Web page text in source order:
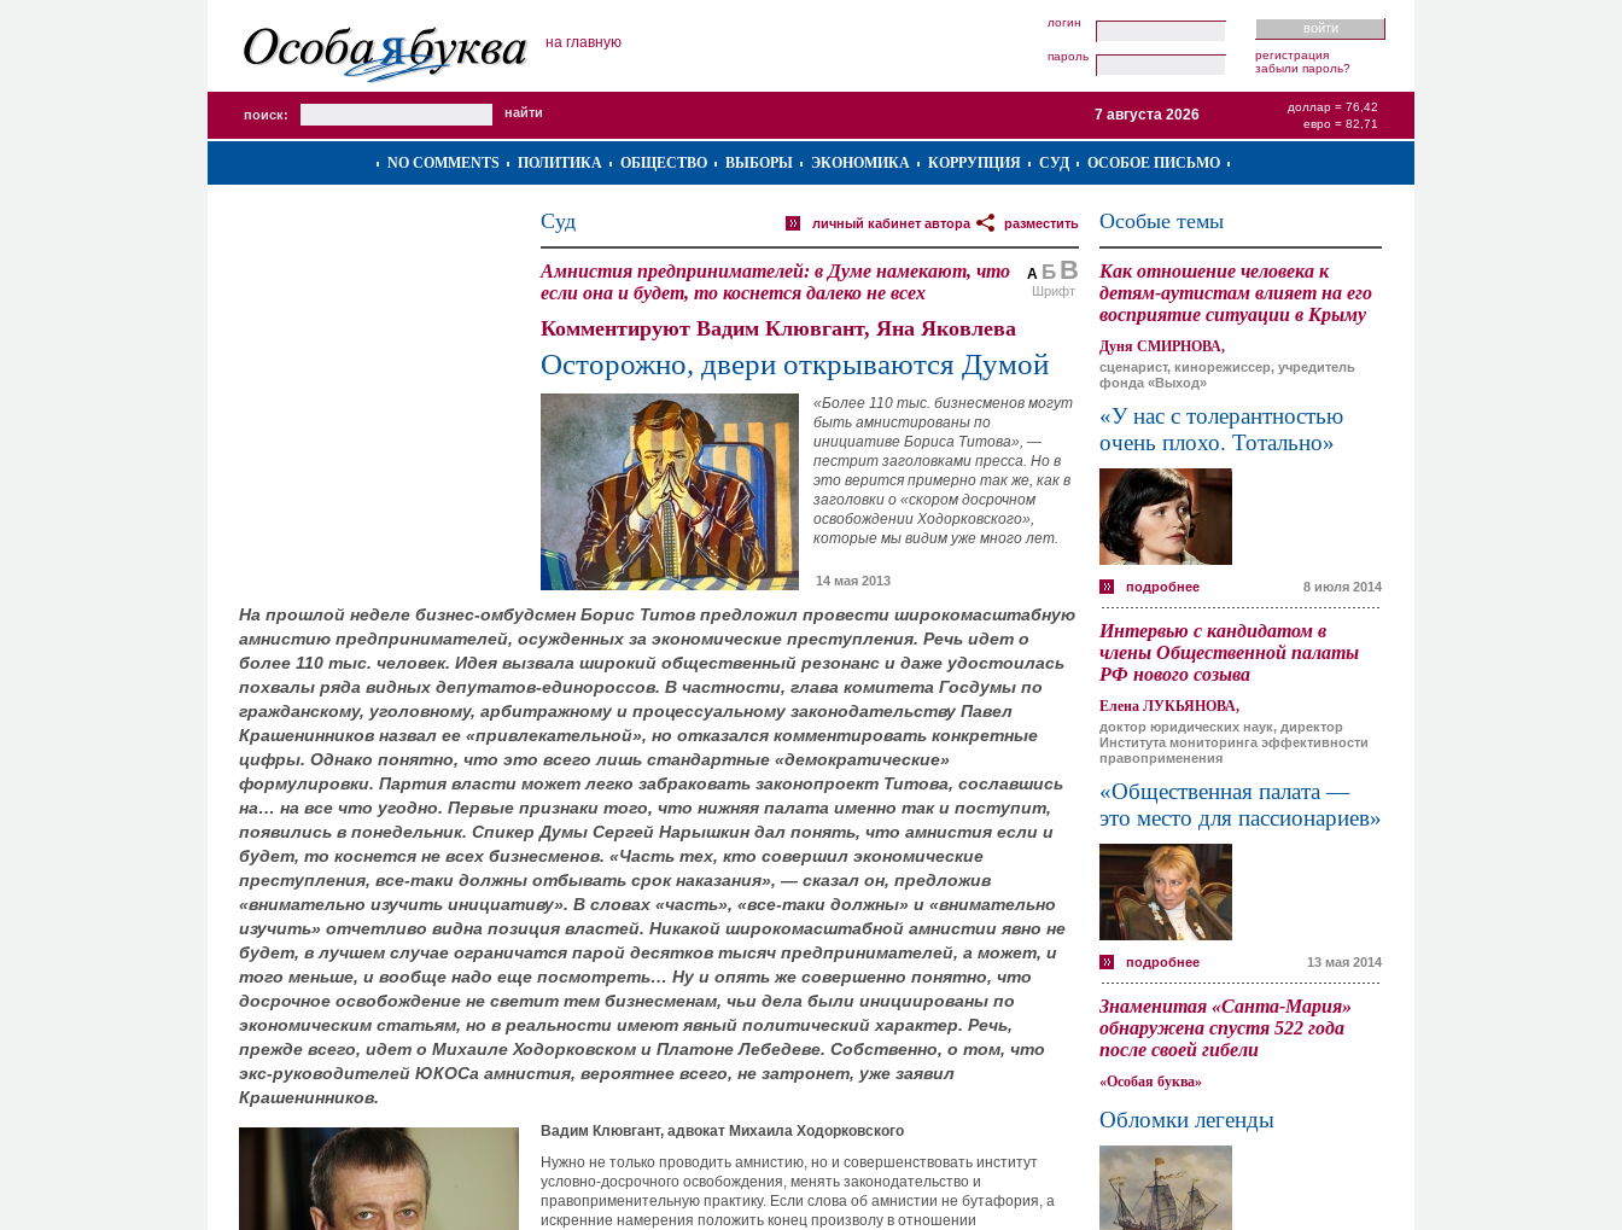
на главную
логин
пароль
регистрация
забыли пароль?
поиск:
доллар = 76,42
евро = 82,71
7 августа 2026
NO COMMENTS ПОЛИТИКА ОБЩЕСТВО ВЫБОРЫ ЭКОНОМИКА КОРРУПЦИЯ СУД ОСОБОЕ ПИСЬМО
Суд разместить
личный кабинет автора
А Б В
Шрифт
Амнистия предпринимателей: в Думе намекают, что
если она и будет, то коснется далеко не всех
Комментируют Вадим Клювгант, Яна Яковлева
Осторожно, двери открываются Думой
«Более 110 тыс. бизнесменов могут
быть амнистированы по
инициативе Бориса Титова», —
пестрит заголовками пресса. Но в
это верится примерно так же, как в
заголовки о «скором досрочном
освобождении Ходорковского»,
которые мы видим уже много лет.
14 мая 2013
На прошлой неделе бизнес-омбудсмен Борис Титов предложил провести широкомасштабную
амнистию предпринимателей, осужденных за экономические преступления. Речь идет о
более 110 тыс. человек. Идея вызвала широкий общественный резонанс и даже удостоилась
похвалы ряда видных депутатов-единороссов. В частности, глава комитета Госдумы по
гражданскому, уголовному, арбитражному и процессуальному законодательству Павел
Крашенинников назвал ее «привлекательной», но отказался комментировать конкретные
цифры. Однако понятно, что это всего лишь стандартные «демократические»
формулировки. Партия власти может легко забраковать законопроект Титова, сославшись
на… на все что угодно. Первые признаки того, что нижняя палата именно так и поступит,
появились в понедельник. Спикер Думы Сергей Нарышкин дал понять, что амнистия если и
будет, то коснется не всех бизнесменов. «Часть тех, кто совершил экономические
преступления, все-таки должны отбывать срок наказания», — сказал он, предложив
«внимательно изучить инициативу». В словах «часть», «все-таки должны» и «внимательно
изучить» отчетливо видна позиция властей. Никакой широкомасштабной амнистии явно не
будет, в лучшем случае ограничатся парой десятков тысяч предпринимателей, а может, и
того меньше, и вообще надо еще посмотреть… Ну и опять же совершенно понятно, что
досрочное освобождение не светит тем бизнесменам, чьи дела были инициированы по
экономическим статьям, но в реальности имеют явный политический характер. Речь,
прежде всего, идет о Михаиле Ходорковском и Платоне Лебедеве. Собственно, о том, что
экс-руководителей ЮКОСа амнистия, вероятнее всего, не затронет, уже заявил
Крашенинников.
Вадим Клювгант, адвокат Михаила Ходорковского
Нужно не только проводить амнистию, но и совершенствовать институт
условно-досрочного освобождения, менять законодательство и
правоприменительную практику. Если слова об амнистии не бутафория, а
искренние намерения положить конец произволу в отношении
Особые темы
Как отношение человека к
детям-аутистам влияет на его
восприятие ситуации в Крыму
Дуня СМИРНОВА,
сценарист, кинорежиссер, учредитель
фонда «Выход»
«У нас с толерантностью
очень плохо. Тотально»
подробнее 8 июля 2014
Интервью с кандидатом в
члены Общественной палаты
РФ нового созыва
Елена ЛУКЬЯНОВА,
доктор юридических наук, директор
Института мониторинга эффективности
правоприменения
«Общественная палата —
это место для пассионариев»
подробнее 13 мая 2014
Знаменитая «Санта-Мария»
обнаружена спустя 522 года
после своей гибели
«Особая буква»
Обломки легенды